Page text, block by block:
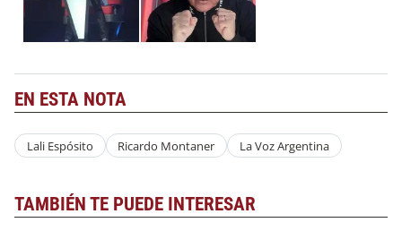
EN ESTA NOTA
Lali Espósito Ricardo Montaner La Voz Argentina
TAMBIÉN TE PUEDE INTERESAR